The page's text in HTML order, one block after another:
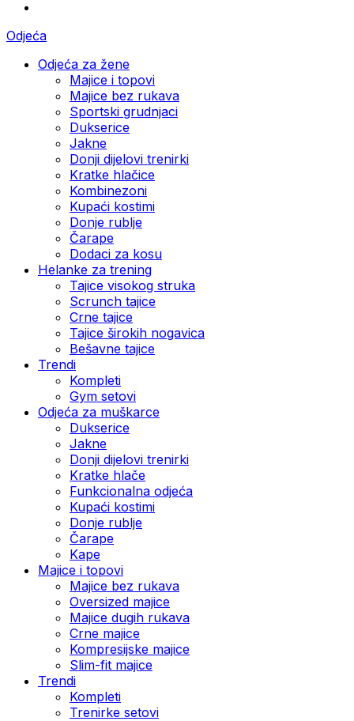
Odjeća
Odjeća za žene
Majice i topovi
Majice bez rukava
Sportski grudnjaci
Dukserice
Jakne
Donji dijelovi trenirki
Kratke hlačice
Kombinezoni
Kupaći kostimi
Donje rublje
Čarape
Dodaci za kosu
Helanke za trening
Tajice visokog struka
Scrunch tajice
Crne tajice
Tajice širokih nogavica
Bešavne tajice
Trendi
Kompleti
Gym setovi
Odjeća za muškarce
Dukserice
Jakne
Donji dijelovi trenirki
Kratke hlače
Funkcionalna odjeća
Kupaći kostimi
Donje rublje
Čarape
Kape
Majice i topovi
Majice bez rukava
Oversized majice
Majice dugih rukava
Crne majice
Kompresijske majice
Slim-fit majice
Trendi
Kompleti
Trenirke setovi